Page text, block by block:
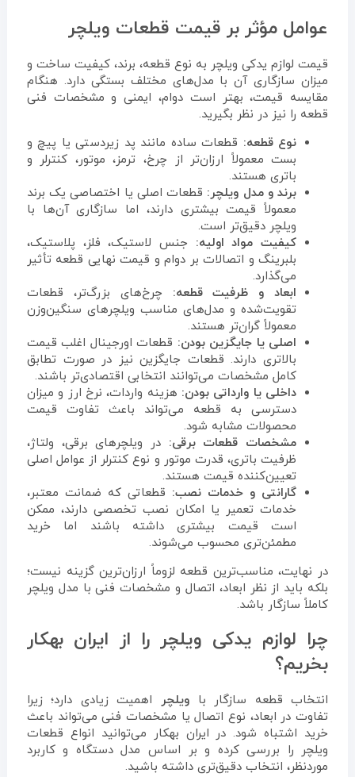
عوامل مؤثر بر قیمت قطعات ویلچر
قیمت لوازم یدکی ویلچر به نوع قطعه، برند، کیفیت ساخت و
میزان سازگاری آن با مدل‌های مختلف بستگی دارد. هنگام
مقایسه قیمت، بهتر است دوام، ایمنی و مشخصات فنی
قطعه را نیز در نظر بگیرید.
نوع قطعه: قطعات ساده مانند پد زیردستی یا پیچ و
بست معمولاً ارزان‌تر از چرخ، ترمز، موتور، کنترلر و
باتری هستند.
برند و مدل ویلچر: قطعات اصلی یا اختصاصی یک برند
معمولاً قیمت بیشتری دارند، اما سازگاری آن‌ها با
ویلچر دقیق‌تر است.
کیفیت مواد اولیه: جنس لاستیک، فلز، پلاستیک،
بلبرینگ و اتصالات بر دوام و قیمت نهایی قطعه تأثیر
می‌گذارد.
ابعاد و ظرفیت قطعه: چرخ‌های بزرگ‌تر، قطعات
تقویت‌شده و مدل‌های مناسب ویلچرهای سنگین‌وزن
معمولاً گران‌تر هستند.
اصلی یا جایگزین بودن: قطعات اورجینال اغلب قیمت
بالاتری دارند. قطعات جایگزین نیز در صورت تطابق
کامل مشخصات می‌توانند انتخابی اقتصادی‌تر باشند.
داخلی یا وارداتی بودن: هزینه واردات، نرخ ارز و میزان
دسترسی به قطعه می‌تواند باعث تفاوت قیمت
محصولات مشابه شود.
مشخصات قطعات برقی: در ویلچرهای برقی، ولتاژ،
ظرفیت باتری، قدرت موتور و نوع کنترلر از عوامل اصلی
تعیین‌کننده قیمت هستند.
گارانتی و خدمات نصب: قطعاتی که ضمانت معتبر،
خدمات تعمیر یا امکان نصب تخصصی دارند، ممکن
است قیمت بیشتری داشته باشند اما خرید
مطمئن‌تری محسوب می‌شوند.
در نهایت، مناسب‌ترین قطعه لزوماً ارزان‌ترین گزینه نیست؛
بلکه باید از نظر ابعاد، اتصال و مشخصات فنی با مدل ویلچر
کاملاً سازگار باشد.
چرا لوازم یدکی ویلچر را از ایران بهکار
بخریم؟
انتخاب قطعه سازگار با ویلچر اهمیت زیادی دارد؛ زیرا
تفاوت در ابعاد، نوع اتصال یا مشخصات فنی می‌تواند باعث
خرید اشتباه شود. در ایران بهکار می‌توانید انواع قطعات
ویلچر را بررسی کرده و بر اساس مدل دستگاه و کاربرد
موردنظر، انتخاب دقیق‌تری داشته باشید.